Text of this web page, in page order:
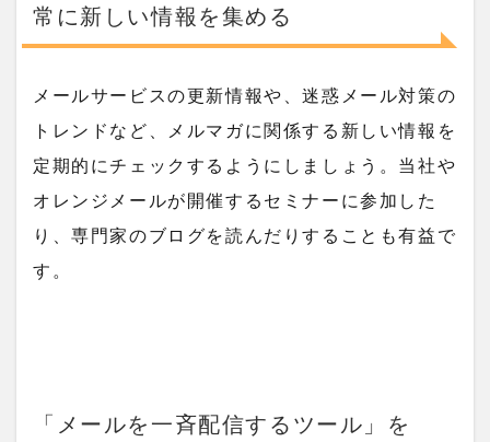
常に新しい情報を集める
メールサービスの更新情報や、迷惑メール対策の
トレンドなど、メルマガに関係する新しい情報を
定期的にチェックするようにしましょう。当社や
オレンジメールが開催するセミナーに参加した
り、専門家のブログを読んだりすることも有益で
す。
「メールを一斉配信するツール」を